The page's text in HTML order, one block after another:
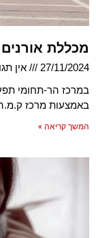
מכללת
27/11/2024
אין
במרכז הר-תחומי
באמצעות מרכז
המשך קריאה »